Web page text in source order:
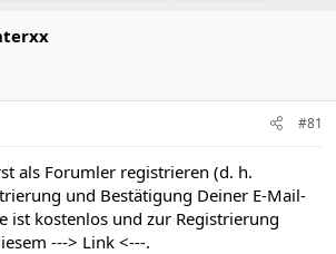
#81
als Forumler registrieren (d. h.
und Bestätigung Deiner E-Mail-
ist kostenlos und zur Registrierung
---> Link <---.